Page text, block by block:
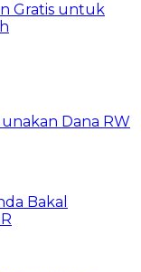
Gratis untuk
Dana RW
Bakal